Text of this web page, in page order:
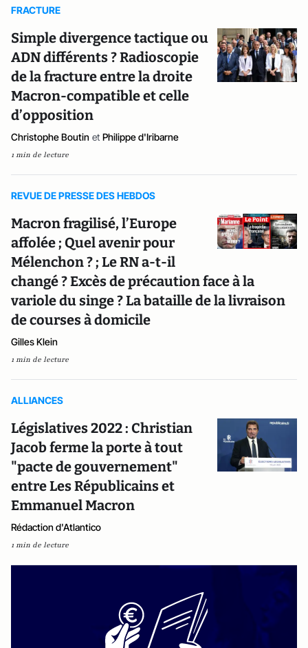
FRACTURE
Simple divergence tactique ou
ADN différents ? Radioscopie
de la fracture entre la droite
Macron-compatible et celle
d’opposition
Christophe Boutin et Philippe d'Iribarne
1 min de lecture
REVUE DE PRESSE DES HEBDOS
Macron fragilisé, l’Europe
affolée ; Quel avenir pour
Mélenchon ? ; Le RN a-t-il
changé ? Excès de précaution face à la
variole du singe ? La bataille de la livraison
de courses à domicile
Gilles Klein
1 min de lecture
ALLIANCES
Législatives 2022 : Christian
Jacob ferme la porte à tout
"pacte de gouvernement"
entre Les Républicains et
Emmanuel Macron
Rédaction d'Atlantico
1 min de lecture